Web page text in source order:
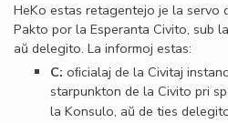
HeKo estas retagentejo je la servo
Pakto por la Esperanta Civito, sub
aŭ delegito. La informoj estas:
C: oﬁcialaj de la Civitaj
starpunkton de la Civito pri
la Konsulo, aŭ de ties